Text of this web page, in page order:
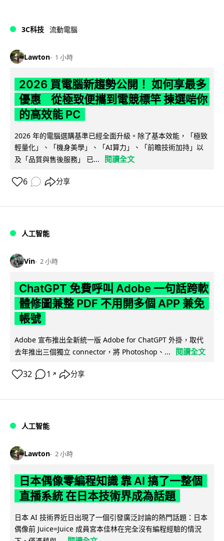
3C科技 流動電腦
Lawton 1 小時
2026 買電腦新趨勢公開！ 如何享最多
優惠 從極致便攜到電競標竿 揀選啱你
的高效能 PC
2026 年的電腦選購基準已經全面升級。除了基本效能，「極致
輕量化」、「機身美學」、「AI算力」、「前瞻技術加持」以
及「品質與售後服務」 已...
閱讀全文
6 分享
人工智能
Vin 2 小時
ChatGPT 免費呼叫 Adobe 一句話跨軟
體修圖兼整 PDF 不用開多個 APP 兼免
帳號
Adobe 宣布推出全新統一版 Adobe for ChatGPT 外掛，取代
去年推出三個獨立 connector，將 Photoshop、...
閱讀全文
32 1 ↗ 分享
人工智能
Lawton 2 小時
日本偶像零編程知識 靠 AI 搞了一整個
直播系統 在日本技術界成為話題
日本 AI 技術界近日出現了一個引發廣泛討論的熱門話題：日本
偶像前 Juice=Juice 成員宮本佳林在完全沒有編程經驗的情況